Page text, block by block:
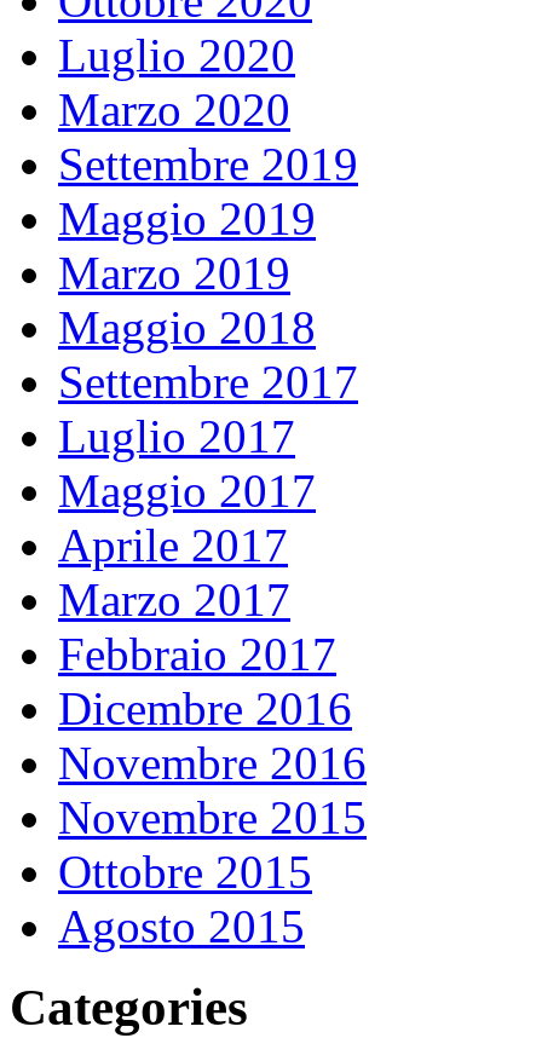
Luglio 2020
Marzo 2020
Settembre 2019
Maggio 2019
Marzo 2019
Maggio 2018
Settembre 2017
Luglio 2017
Maggio 2017
Aprile 2017
Marzo 2017
Febbraio 2017
Dicembre 2016
Novembre 2016
Novembre 2015
Ottobre 2015
Agosto 2015
Categories